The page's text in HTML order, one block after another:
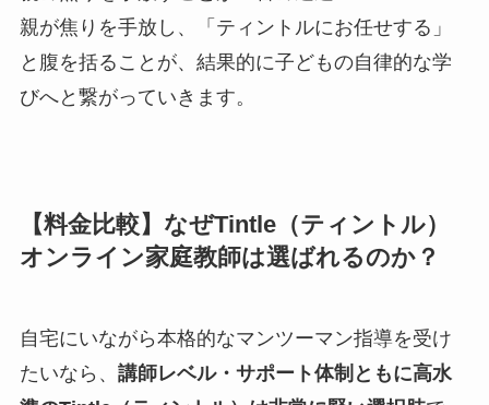
親が焦りを手放し、「ティントルにお任せする」
と腹を括ることが、結果的に子どもの自律的な学
びへと繋がっていきます。
【料金比較】なぜTintle（ティントル）
オンライン家庭教師は選ばれるのか？
自宅にいながら本格的なマンツーマン指導を受け
たいなら、 講師レベル・サポート体制ともに高水